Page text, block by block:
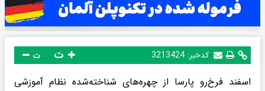
کدخبر: 3213424 ت
اسفند فرخ‌رو پارسا از چهره‌های شناخته‌شده نظام آموزشی